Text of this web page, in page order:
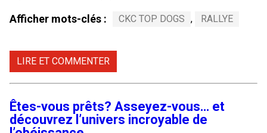
Afficher mots-clés : CKC TOP DOGS , RALLYE
LIRE ET COMMENTER
Êtes-vous prêts? Asseyez-vous… et
découvrez l’univers incroyable de